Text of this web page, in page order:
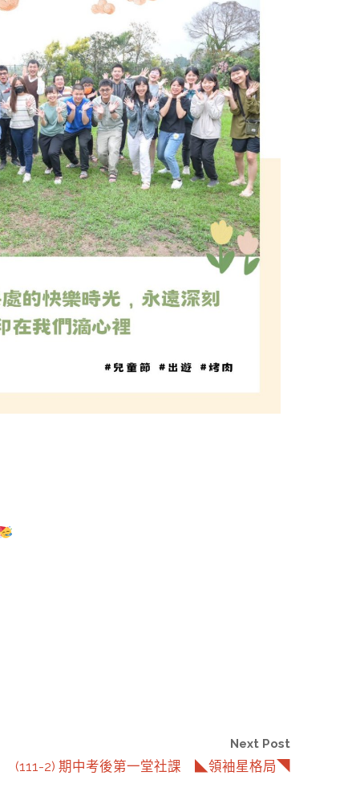
Next Post
(111-2) 期中考後第一堂社課 ◣領袖星格局◥